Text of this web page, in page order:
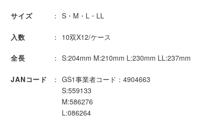
サイズ S・M・L・LL
入数 10双X12/ケース
全長 S:204mm M:210mm L:230mm LL:237mm
JANコード
GS1事業者コード：4904663
S:559133
M:586276
L:086264